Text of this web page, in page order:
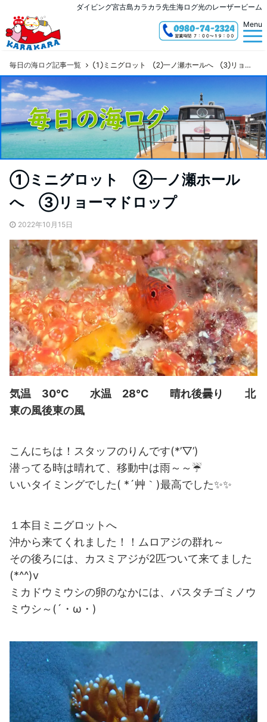
ダイビング宮古島カラカラ先生海ログ光のレーザービーム
Menu
毎日の海ログ記事一覧 ①ミニグロット ②一ノ瀬ホールへ ③リョーマドロップ
①ミニグロット ②一ノ瀬ホール
へ ③リョーマドロップ
2022年10月15日
気温 30℃ 水温 28℃ 晴れ後曇り 北
東の風後東の風
こんにちは！スタッフのりんです(*’▽’)
潜ってる時は晴れて、移動中は雨～～☔
いいタイミングでした( *´艸｀)最高でした✨✨
１本目ミニグロットへ
沖から来てくれました！！ムロアジの群れ～
その後ろには、カスミアジが2匹ついて来てました
(*^^)v
ミカドウミウシの卵のなかには、パスタチゴミノウ
ミウシ～(´・ω・)